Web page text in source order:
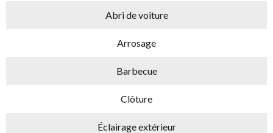
Abri de voiture
Arrosage
Barbecue
Clôture
Éclairage extérieur